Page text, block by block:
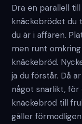
Dra en parallell
knäckebrödet du
du är i affären.
men runt omkring
knäckebröd.
ja du förstår. Då
något snarlikt, för
knäckebröd till
gäller